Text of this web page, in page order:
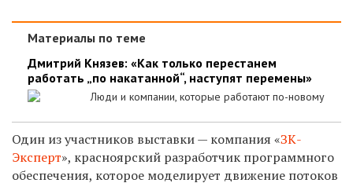
Материалы по теме
Дмитрий Князев: «Как только перестанем
работать „по накатанной“, наступят перемены»
Люди и компании, которые работают по-новому
Один из участников выставки — компания «ЗК-
Эксперт», красноярский разработчик программного
обеспечения, которое моделирует движение потоков